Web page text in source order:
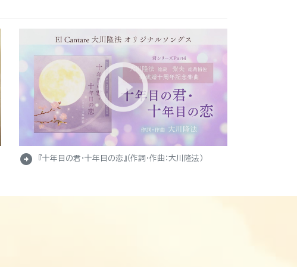
arrow_circle_right 『十年目の君・十年目の恋』（作詞・作曲：大川隆法）